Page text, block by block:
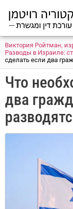
Виктория Ройтман,
Разводы в Израиле:
сделать если два
Что
два